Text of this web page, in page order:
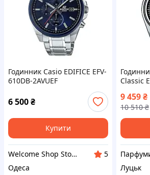
Годинник Casio EDIFICE EFV-
610DB-2AVUEF
6 500₴
Купити
Welcome Shop Store1
5
Одеса
Classic
9 459₴
10 510 ₴
Луцьк